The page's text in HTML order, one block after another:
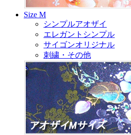
Size M
シンプルアオザイ
エレガントシンプル
サイゴンオリジナル
刺繍・その他